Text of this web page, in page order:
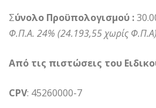
Σύνολο Προϋπολογισμού :
Φ.Π.Α. 24% (24.193,55 χωρίς Φ.Π.Α)
Από τις πιστώσεις του
CPV: 45260000-7